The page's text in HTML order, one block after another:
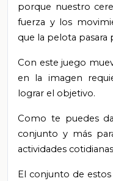
porque nuestro
fuerza y los
que la pelota
Con este juego
en la imagen
lograr el objetivo.
Como te puedes
conjunto y más
actividades
El conjunto de